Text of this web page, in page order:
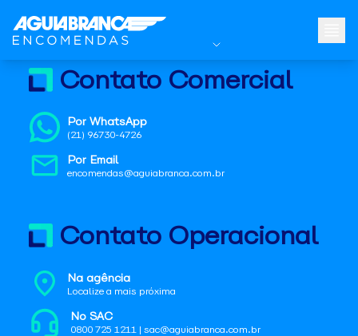
Contato Comercial
Por WhatsApp
(21) 96730-4726
Por Email
encomendas@aguiabranca.com.br
Contato Operacional
Na agência
Localize a mais próxima
No SAC
0800 725 1211 | sac@aguiabranca.com.br